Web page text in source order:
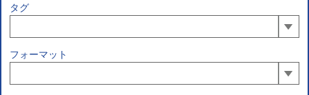
タグ
フォーマット